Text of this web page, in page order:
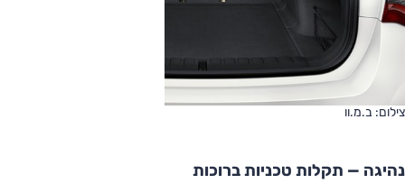
צילום: ב.מ.וו
נהיגה — תקלות טכניות ברוכות